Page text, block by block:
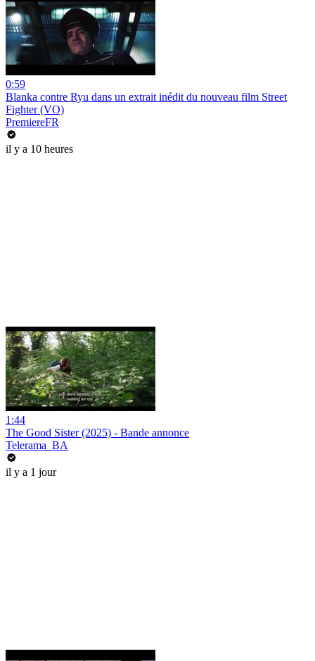
0:59
Blanka contre Ryu dans un extrait inédit du nouveau film Street
Fighter (VO)
PremiereFR
il y a 10 heures
1:44
The Good Sister (2025) - Bande annonce
Telerama_BA
il y a 1 jour